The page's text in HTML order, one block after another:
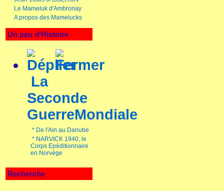
Le Mameluk d'Ambronay
A propos des Mamelucks
Un peu d'Histoire
La
Seconde
GuerreMondiale
* De l'Ain au Danube
* NARVICK 1940, le
Corps Epéditionnaire
en Norvège
Recherche